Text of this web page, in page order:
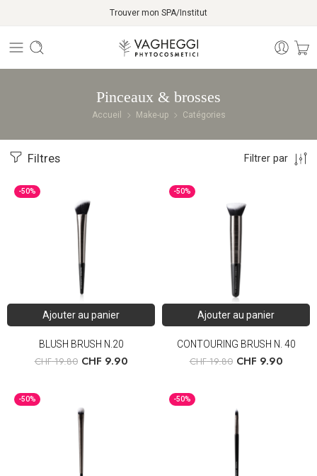
Trouver mon SPA/Institut
Pinceaux & brosses
Accueil Make-up Catégories
Filtres Filtrer par
-50%
Ajouter au panier
BLUSH BRUSH N.20
CHF19.80 CHF 9.90
-50%
Ajouter au panier
CONTOURING BRUSH N. 40
CHF19.80 CHF 9.90
-50% -50%